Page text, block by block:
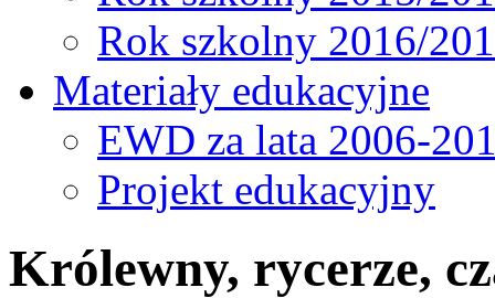
Rok szkolny 2016/
Materiały edukacyjne
EWD za lata 2006-
Projekt edukacyjny
Królewny, rycerze,